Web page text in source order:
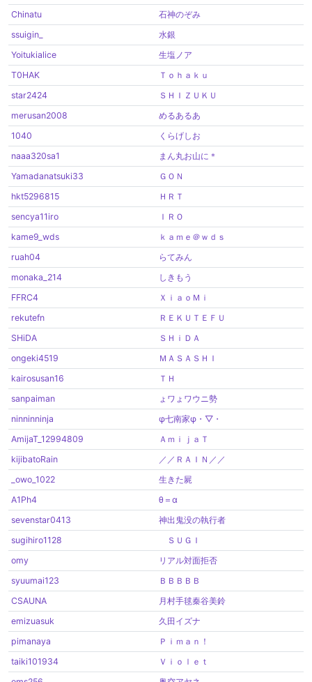
Chinatu
石神のぞみ
ssuigin_
水銀
Yoitukialice
生塩ノア
T0HAK
Ｔｏｈａｋｕ
star2424
ＳＨＩＺＵＫＵ
merusan2008
めるあるあ
1040
くらげしお
naaa320sa1
まん丸お山に＊
Yamadanatsuki33
ＧＯＮ
hkt5296815
ＨＲＴ
sencya11iro
ＩＲＯ
kame9_wds
ｋａｍｅ＠ｗｄｓ
ruah04
らてみん
monaka_214
しきもう
FFRC4
ＸｉａｏＭｉ
rekutefn
ＲＥＫＵＴＥＦＵ
SHiDA
ＳＨｉＤＡ
ongeki4519
ＭＡＳＡＳＨＩ
kairosusan16
ＴＨ
sanpaiman
ょワょワウニ勢
ninninninja
φ七南家φ・▽・
AmijaT_12994809
ＡｍｉｊａＴ
kijibatoRain
／／ＲＡＩＮ／／
_owo_1022
生きた屍
A1Ph4
θ＝α
sevenstar0413
神出鬼没の執行者
sugihiro1128
ＳＵＧＩ
omy
リアル対面拒否
syuumai123
ＢＢＢＢＢ
CSAUNA
月村手毬秦谷美鈴
emizuasuk
久田イズナ
pimanaya
Ｐｉｍａｎ！
taiki101934
Ｖｉｏｌｅｔ